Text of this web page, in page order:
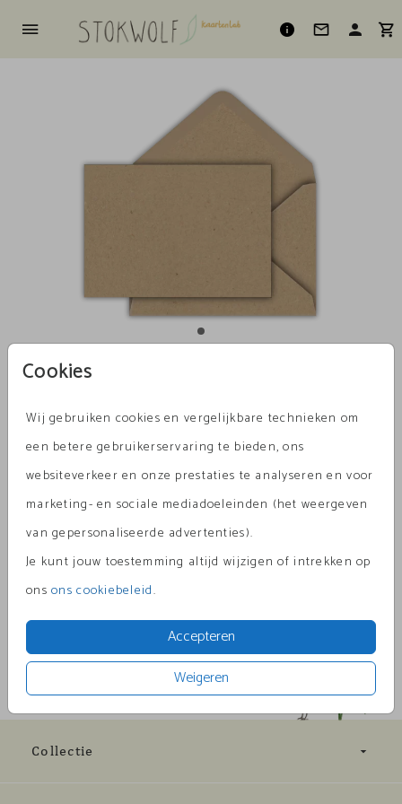
Cookies
Wij gebruiken cookies en vergelijkbare technieken om
een betere gebruikerservaring te bieden, ons
websiteverkeer en onze prestaties te analyseren en voor
marketing- en sociale mediadoeleinden (het weergeven
van gepersonaliseerde advertenties).
Je kunt jouw toestemming altijd wijzigen of intrekken op
onsons cookiebeleid.
Accepteren
Weigeren
Aantal x 1 Prijs:€ 0,45
Omschrijving
zand (recycled) 15 x 11
Prijs:€ 0,45 per 1
Collectie